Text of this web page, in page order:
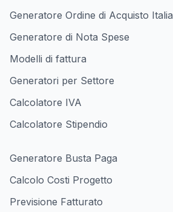
Generatore Ordine di Acquisto Italia
Generatore di Nota Spese
Modelli di fattura
Generatori per Settore
Calcolatore IVA
Calcolatore Stipendio
Generatore Busta Paga
Calcolo Costi Progetto
Previsione Fatturato